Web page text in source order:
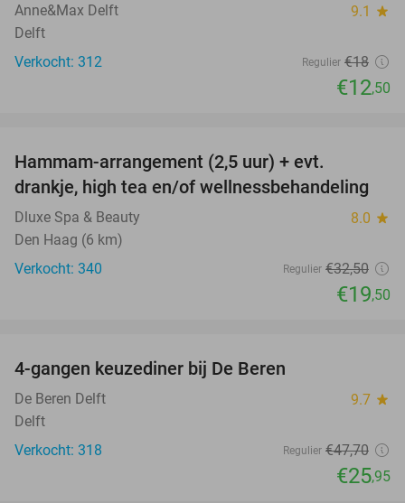
Anne&Max Delft 9.1 star
Delft
Verkocht: 312
Regulier €18
€12,50
Hammam-arrangement (2,5 uur) + evt.
drankje, high tea en/of wellnessbehandeling
Dluxe Spa & Beauty 8.0 star
Den Haag (6 km)
Verkocht: 340
Regulier €32,50
€19,50
4-gangen keuzediner bij De Beren
De Beren Delft 9.7 star
Delft
Verkocht: 318
Regulier €47,70
€25,95